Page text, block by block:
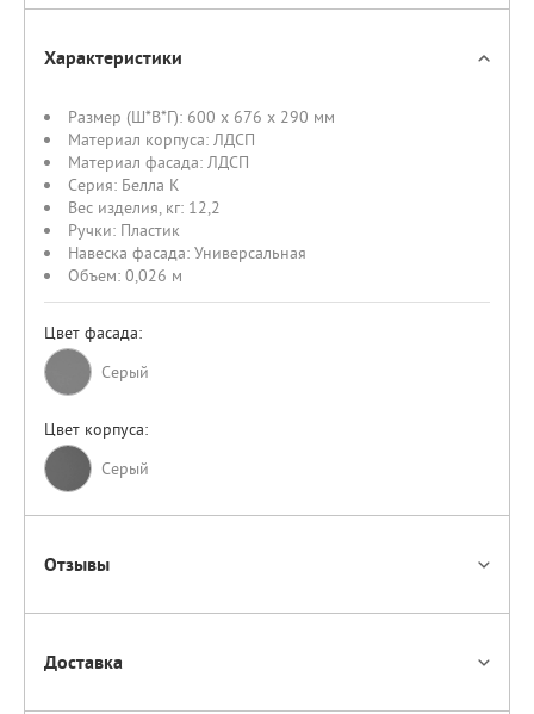
Характеристики
Размер (Ш*В*Г): 600 x 676 x 290 мм
Материал корпуса: ЛДСП
Материал фасада: ЛДСП
Серия: Белла К
Вес изделия, кг: 12,2
Ручки: Пластик
Навеска фасада: Универсальная
Объем: 0,026 м
Цвет фасада:
Серый
Цвет корпуса:
Cерый
Отзывы
Доставка